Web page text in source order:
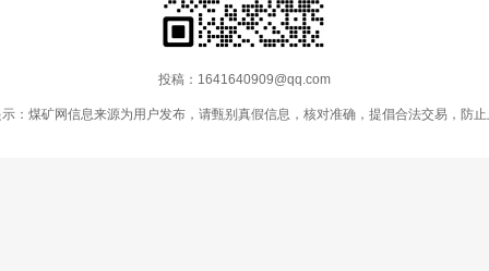
投稿：1641640909@qq.com
：煤矿网信息来源为用户发布，请甄别真假信息，核对准确，提倡合法交易，防止